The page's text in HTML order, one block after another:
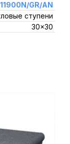
GR/AN
ступени
30x30